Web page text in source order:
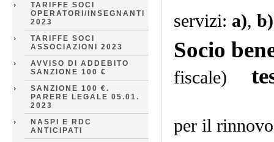
TARIFFE SOCI
OPERATORI/INSEGNANTI
2023
TARIFFE SOCI
ASSOCIAZIONI 2023
AVVISO DI ADDEBITO
SANZIONE 100 €
SANZIONE 100 €.
PARERE LEGALE 05.01.
2023
NASPI E RDC
ANTICIPATI
servizi: a), b)
Socio
fiscale)
per il